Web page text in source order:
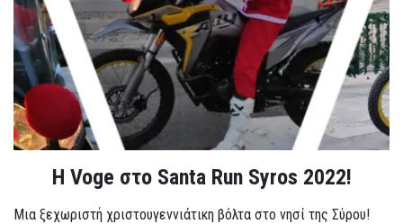
Η Voge στο Santa Run Syros 2022!
Μια ξεχωριστή χριστουγεννιάτικη βόλτα στο νησί της Σύρου!